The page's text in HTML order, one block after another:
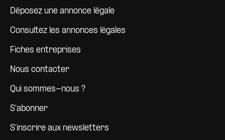
Déposez une annonce légale
Consultez les annonces légales
Fiches entreprises
Nous contacter
Qui sommes-nous ?
S'abonner
S'inscrire aux newsletters